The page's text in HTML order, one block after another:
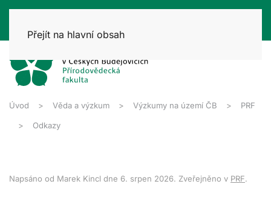
Přejít na hlavní obsah
Úvod Věda a výzkum Výzkumy na území ČB PRF
Odkazy
Napsáno od Marek Kincl dne 6. srpen 2026. Zveřejněno v PRF.